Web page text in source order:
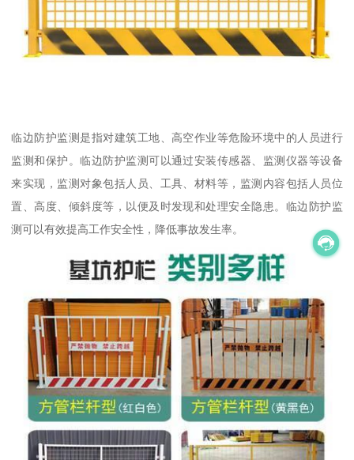
临边防护监测是指对建筑工地、高空作业等危险环境中的人员进行
监测和保护。临边防护监测可以通过安装传感器、监测仪器等设备
来实现，监测对象包括人员、工具、材料等，监测内容包括人员位
置、高度、倾斜度等，以便及时发现和处理安全隐患。临边防护监
测可以有效提高工作安全性，降低事故发生率。